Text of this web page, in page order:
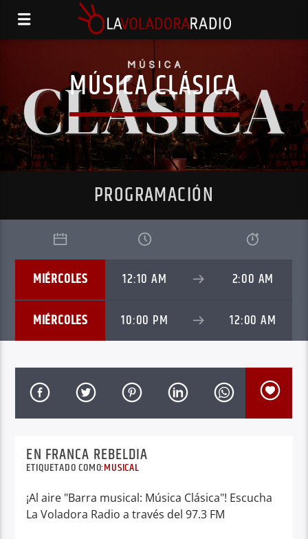
MÚSICA CLÁSICA
PROGRAMACIÓN
MIÉRCOLES 12:10 AM 2:00 AM
MIÉRCOLES 10:00 PM 12:00 AM
EN FRANCA REBELDIA
ETIQUETADO COMO:MUSICAL
¡Al aire "Barra musical: Música Clásica"! Escucha
La Voladora Radio a través del 97.3 FM